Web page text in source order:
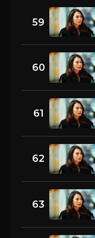
59
60
61
62
63